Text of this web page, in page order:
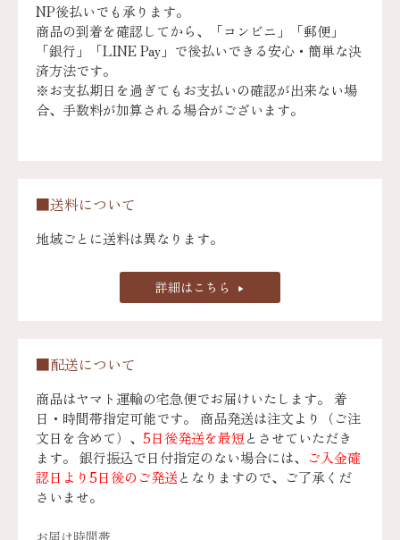
NP後払いでも承ります。
商品の到着を確認してから、「コンビニ」「郵便」
「銀行」「LINE Pay」で後払いできる安心・簡単な決
済方法です。
※お支払期日を過ぎてもお支払いの確認が出来ない場
合、手数料が加算される場合がございます。
■送料について
地域ごとに送料は異なります。
詳細はこちら
■配送について
商品はヤマト運輸の宅急便でお届けいたします。 着
日・時間帯指定可能です。 商品発送は注文より（ご注
文日を含めて）、 5日後発送を最短とさせていただき
ます。 銀行振込で日付指定のない場合には、
ご入金確
認日より5日後のご発送となりますので、ご了承くだ
さいませ。
お届け時間帯